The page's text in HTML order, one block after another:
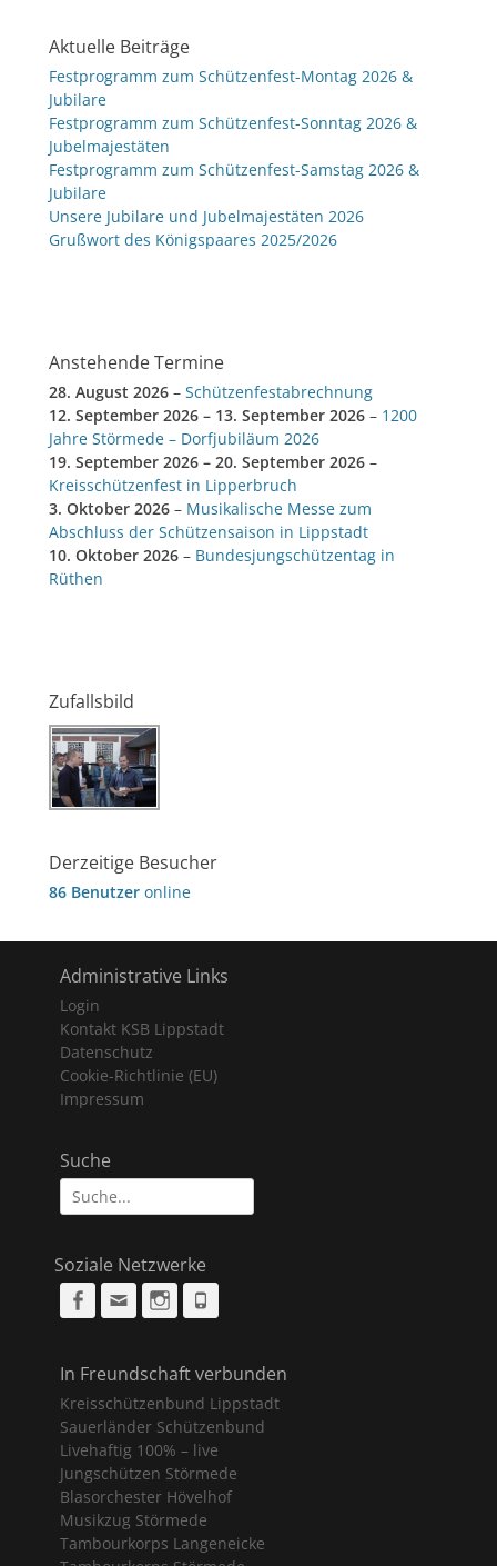
Aktuelle Beiträge
Festprogramm zum Schützenfest-Montag 2026 &
Jubilare
Festprogramm zum Schützenfest-Sonntag 2026 &
Jubelmajestäten
Festprogramm zum Schützenfest-Samstag 2026 &
Jubilare
Unsere Jubilare und Jubelmajestäten 2026
Grußwort des Königspaares 2025/2026
Anstehende Termine
28. August 2026 – Schützenfestabrechnung
12. September 2026 – 13. September 2026 – 1200
Jahre Störmede – Dorfjubiläum 2026
19. September 2026 – 20. September 2026 –
Kreisschützenfest in Lipperbruch
3. Oktober 2026 – Musikalische Messe zum
Abschluss der Schützensaison in Lippstadt
10. Oktober 2026 – Bundesjungschützentag in
Rüthen
Zufallsbild
Derzeitige Besucher
86 Benutzer online
Administrative Links
Login
Kontakt KSB Lippstadt
Datenschutz
Cookie-Richtlinie (EU)
Impressum
Suche
Suche
nach:
Soziale Netzwerke
Facebook
Email Instagram
In Freundschaft verbunden
Kreisschützenbund Lippstadt
Sauerländer Schützenbund
Livehaftig 100% – live
Jungschützen Störmede
Blasorchester Hövelhof
Musikzug Störmede
Tambourkorps Langeneicke